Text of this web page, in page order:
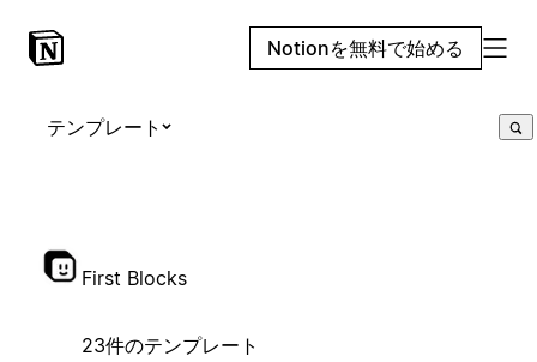
Notionを無料で始める
テンプレート
First Blocks
23件のテンプレート